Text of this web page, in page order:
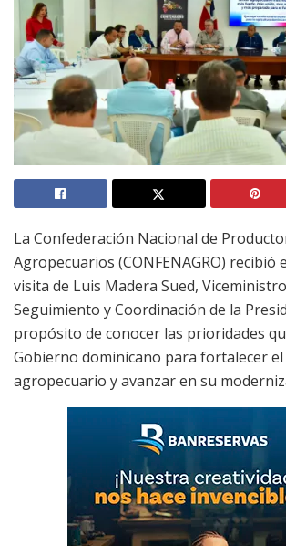
La Confederación Nacional de
Agropecuarios (CONFENAGRO) recibió
visita de Luis Madera Sued,
Seguimiento y Coordinación de la
propósito de conocer las prioridades
Gobierno dominicano para fortalecer
agropecuario y avanzar en su